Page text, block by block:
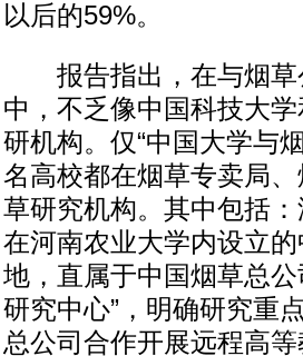
以后的59%。
报告指出，在与烟草
中，不乏像中国科技大
研机构。仅“中国大学与
名高校都在烟草专卖局
草研究机构。其中包括
在河南农业大学内设立
地，直属于中国烟草总
研究中心”，明确研究重
总公司合作开展远程高等